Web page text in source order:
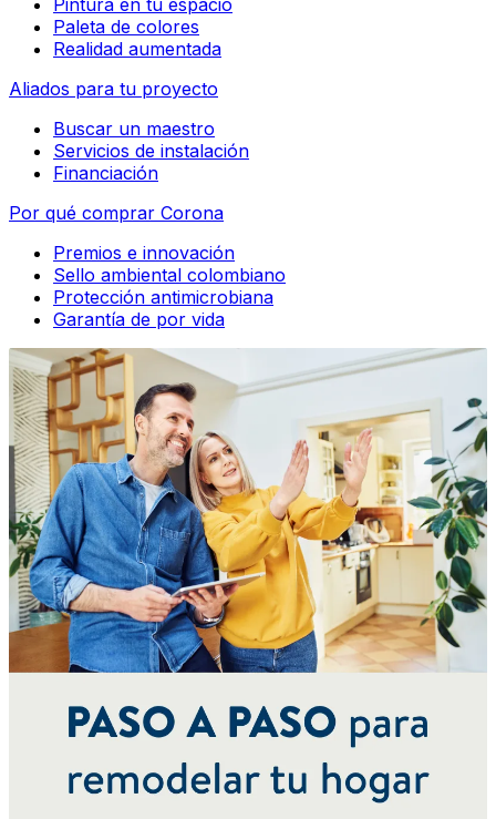
Pintura en tu espacio
Paleta de colores
Realidad aumentada
Aliados para tu proyecto
Buscar un maestro
Servicios de instalación
Financiación
Por qué comprar Corona
Premios e innovación
Sello ambiental colombiano
Protección antimicrobiana
Garantía de por vida